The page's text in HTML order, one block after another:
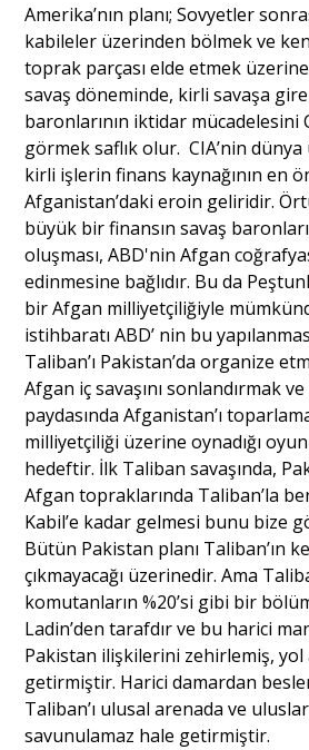
Amerika’nın planı; Sovyetler
kabileler üzerinden bölmek ve
toprak parçası elde etmek
savaş döneminde, kirli savaşa
baronlarının iktidar mücadelesini
görmek saflık olur. CIA’nin
kirli işlerin finans kaynağının en
Afganistan’daki eroin geliridir.
büyük bir finansın savaş
oluşması, ABD'nin Afgan
edinmesine bağlıdır. Bu da
bir Afgan milliyetçiliğiyle
istihbaratı ABD’ nin bu
Taliban’ı Pakistan’da organize
Afgan iç savaşını sonlandırmak
paydasında Afganistan’ı
milliyetçiliği üzerine oynadığı
hedeftir. İlk Taliban savaşında,
Afgan topraklarında Taliban’la
Kabil’e kadar gelmesi bunu bize
Bütün Pakistan planı Taliban’ın
çıkmayacağı üzerinedir. Ama
komutanların %20’si gibi bir
Ladin’den tarafdır ve bu harici
Pakistan ilişkilerini zehirlemiş, yol
getirmiştir. Harici damardan
Taliban’ı ulusal arenada ve
savunulamaz hale getirmiştir.